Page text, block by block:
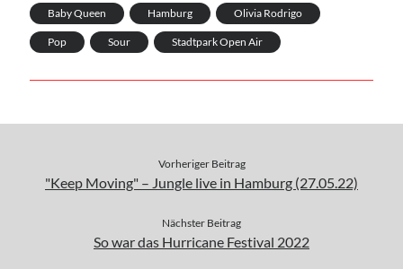
Baby Queen Hamburg Olivia Rodrigo
Pop Sour Stadtpark Open Air
Vorheriger Beitrag
"Keep Moving" – Jungle live in Hamburg (27.05.22)
Nächster Beitrag
So war das Hurricane Festival 2022